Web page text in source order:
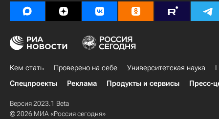
Кем стать Проверено на себе Университетская наука
Спецпроекты
Реклама Продукты и сервисы Пресс-
Версия 2023.1 Beta
© 2026 МИА «Россия сегодня»